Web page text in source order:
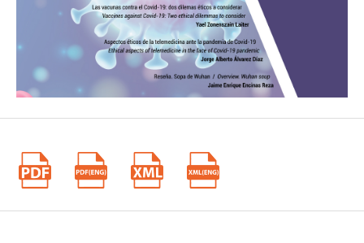
Isaac Martínez. 2020. [Consultado del 18 de agosto de 2020].
Recuperado en:
https://www.project-syndicate.org/commentary/ethics-of-human-
covid19-challenge-
trials-by-peter-singer-and-isaac-martinez-1-2020-08
12. Meagher KM, Cummins NW, Bharucha AE, Badley AD, Chlan
Covid-19 Ethics and Research. Mayo Clinic Proceedings. Junio de
1119-1123. https://doi.org/10.1016/j.mayocp.2020.04.019
13. Verity R, Okell LC, Dorigatti I. Estimates of the severity of
coronavirus disease